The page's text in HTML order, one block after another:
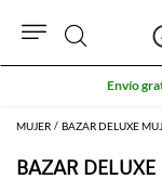
MUJER BAZAR DELUXE
BAZAR DELUXE
Buscar
Envío